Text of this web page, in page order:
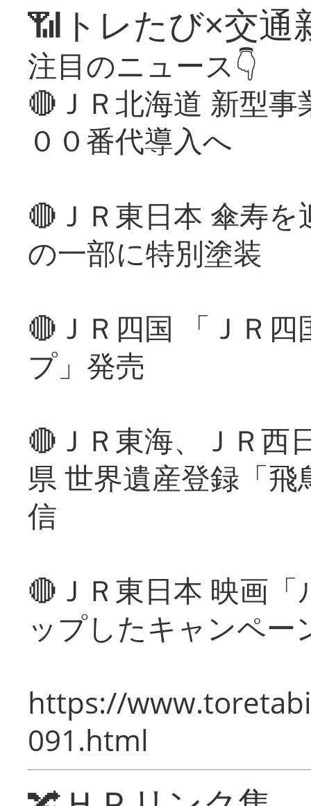
📶トレたび×交通
注目のニュース👇
🔴ＪＲ北海道 新型
００番代導入へ
🔴ＪＲ東日本 傘寿
の一部に特別塗装
🔴ＪＲ四国 「ＪＲ
プ」発売
🔴ＪＲ東海、ＪＲ西
県 世界遺産登録「
信
🔴ＪＲ東日本 映画
ップしたキャンペー
https://
091.html